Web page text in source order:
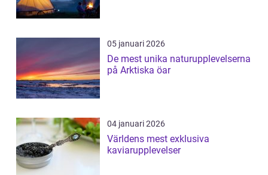
05 januari 2026
De mest unika naturupplevelserna
på Arktiska öar
04 januari 2026
Världens mest exklusiva
kaviarupplevelser